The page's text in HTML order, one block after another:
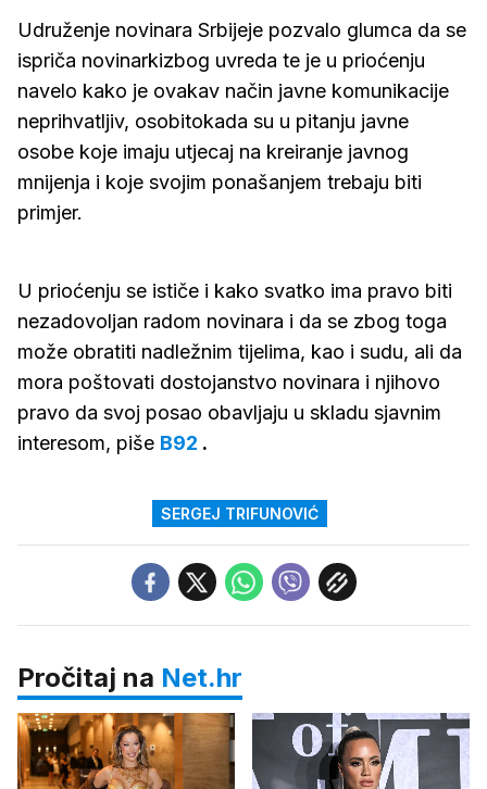
Udruženje novinara Srbijeje pozvalo glumca da se
ispriča novinarkizbog uvreda te je u prioćenju
navelo kako je ovakav način javne komunikacije
neprihvatljiv, osobitokada su u pitanju javne
osobe koje imaju utjecaj na kreiranje javnog
mnijenja i koje svojim ponašanjem trebaju biti
primjer.
U prioćenju se ističe i kako svatko ima pravo biti
nezadovoljan radom novinara i da se zbog toga
može obratiti nadležnim tijelima, kao i sudu, ali da
mora poštovati dostojanstvo novinara i njihovo
pravo da svoj posao obavljaju u skladu sjavnim
interesom, piše B92 .
SERGEJ TRIFUNOVIĆ
Pročitaj na Net.hr